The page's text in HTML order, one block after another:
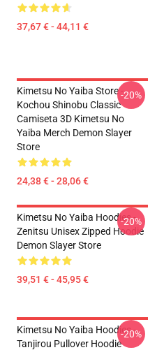
37,67 € - 44,11 €
Kimetsu No Yaiba Store -
Kochou Shinobu Classic
Camiseta 3D Kimetsu No
Yaiba Merch Demon Slayer
Store
24,38 € - 28,06 €
-20%
Kimetsu No Yaiba Hoodies -
Zenitsu Unisex Zipped Hoodie
Demon Slayer Store
39,51 € - 45,95 €
-20%
Kimetsu No Yaiba Hoodies -
Tanjirou Pullover Hoodie
-20%